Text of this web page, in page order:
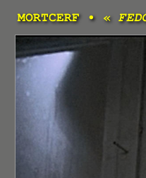
MORTCERF • «